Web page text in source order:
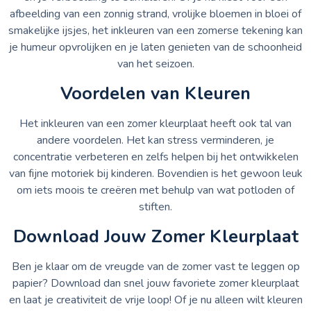
afbeelding van een zonnig strand, vrolijke bloemen in bloei of
smakelijke ijsjes, het inkleuren van een zomerse tekening kan
je humeur opvrolijken en je laten genieten van de schoonheid
van het seizoen.
Voordelen van Kleuren
Het inkleuren van een zomer kleurplaat heeft ook tal van
andere voordelen. Het kan stress verminderen, je
concentratie verbeteren en zelfs helpen bij het ontwikkelen
van fijne motoriek bij kinderen. Bovendien is het gewoon leuk
om iets moois te creëren met behulp van wat potloden of
stiften.
Download Jouw Zomer Kleurplaat
Ben je klaar om de vreugde van de zomer vast te leggen op
papier? Download dan snel jouw favoriete zomer kleurplaat
en laat je creativiteit de vrije loop! Of je nu alleen wilt kleuren